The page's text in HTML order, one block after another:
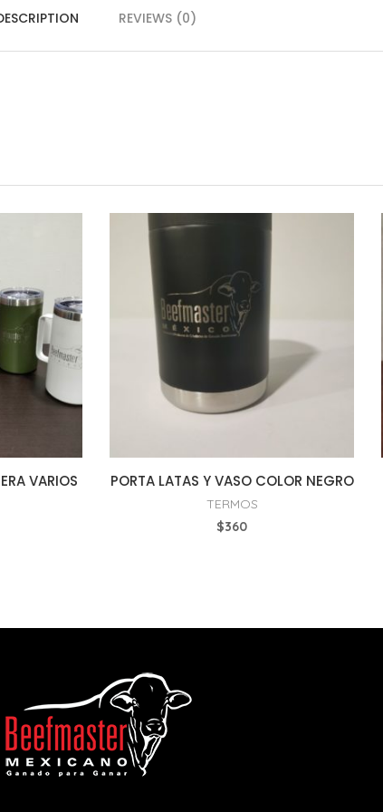
REVIEWS (0)
VARIOS
PORTA LATAS Y VASO COLOR NEGRO
TERMOS
$360